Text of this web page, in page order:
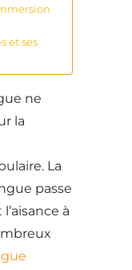
et ses
ne
la
La
passe
à